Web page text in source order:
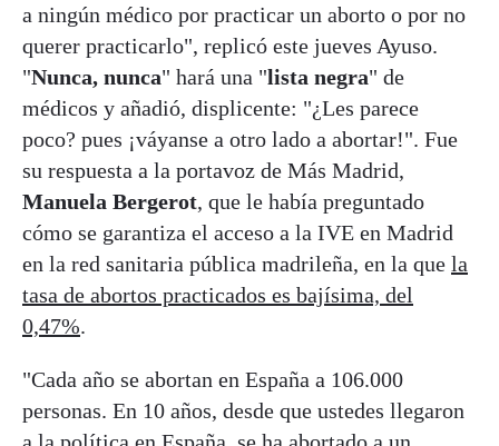
a ningún médico por practicar un aborto o por no
querer practicarlo", replicó este jueves Ayuso.
"Nunca, nunca" hará una "lista negra" de
médicos y añadió, displicente: "¿Les parece
poco? pues ¡váyanse a otro lado a abortar!". Fue
su respuesta a la portavoz de Más Madrid,
Manuela Bergerot, que le había preguntado
cómo se garantiza el acceso a la IVE en Madrid
en la red sanitaria pública madrileña, en la que la
tasa de abortos practicados es bajísima, del
0,47%.
"Cada año se abortan en España a 106.000
personas. En 10 años, desde que ustedes llegaron
a la política en España, se ha abortado a un